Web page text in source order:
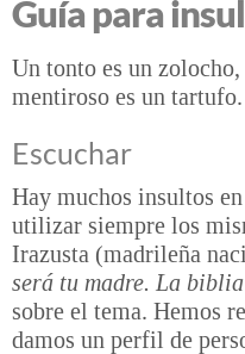
Guía para
Un tonto es un
mentiroso es un
Escuchar
Hay muchos insultos
utilizar siempre los
Irazusta (madrileña
será tu madre. La
sobre el tema. Hemos
damos un perfil de